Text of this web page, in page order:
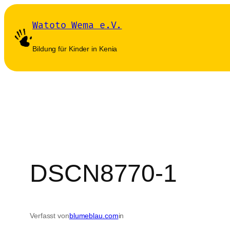
Zum
Inhalt
springen
Watoto Wema e.V.
Bildung für Kinder in Kenia
DSCN8770-1
Verfasst vonblumeblau.comin